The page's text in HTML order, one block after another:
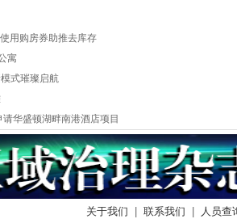
用购房券助推去库存
寓
式璀璨启航
华盛顿湖畔南港酒店项目
关于我们 联系我们
人员查